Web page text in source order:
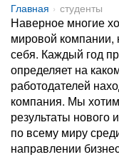
Главная
студенты
Наверное многие
мировой компании,
себя. Каждый год
определяет на
работодателей
компания. Мы
результаты нового
по всему миру
направлении